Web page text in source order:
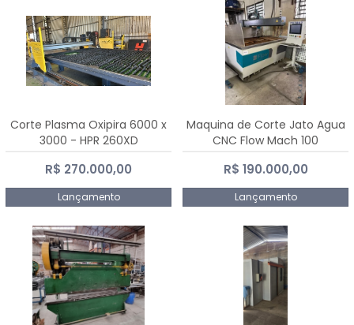
Corte Plasma Oxipira 6000 x
3000 - HPR 260XD
R$ 270.000,00
Lançamento
Maquina de Corte Jato Agua
CNC Flow Mach 100
R$ 190.000,00
Lançamento